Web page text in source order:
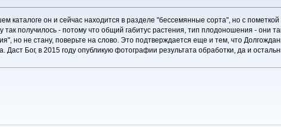
каталоге он и сейчас находится в разделе "бессемянные сорта", но с
получилось - потому что общий габитус растения, тип плодоношения - они
но не стану, поверьте на слово. Это подтверждается еще и тем, что
Бог, в 2015 году опубликую фотографии результата обработки, да и